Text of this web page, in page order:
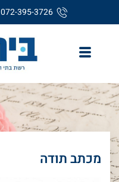
072-395-3726
מכתב תודה